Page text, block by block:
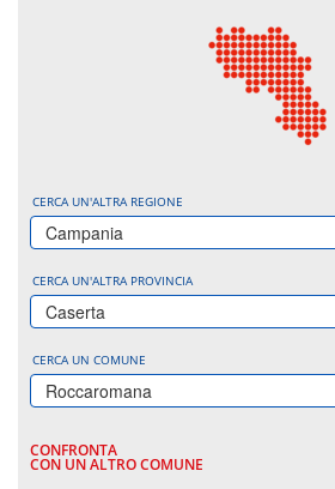
CERCA UN'ALTRA REGIONE
Campania
CERCA UN'ALTRA PROVINCIA
Caserta
CERCA UN COMUNE
Roccaromana
CONFRONTA
CON UN ALTRO COMUNE